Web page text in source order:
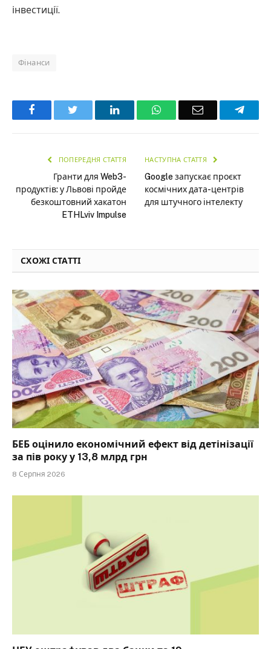
інвестиції.
Фінанси
Facebook LinkedInWhatsAppEmail
ПОПЕРЕДНЯ СТАТТЯ
Гранти для Web3-
продуктів: у Львові пройде
безкоштовний хакатон
ETHLviv Impulse
НАСТУПНА СТАТТЯ
Google запускає проєкт
космічних дата-центрів
для штучного інтелекту
СХОЖІ СТАТТІ
БЕБ оцінило економічний ефект від детінізації
за пів року у 13,8 млрд грн
8 Серпня 2026